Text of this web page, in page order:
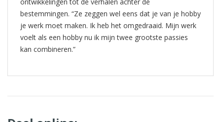
bestemmingen. “Ze zeggen wel eens dat je van je hobby
je werk moet maken. Ik heb het omgedraaid. Mijn werk
voelt als een hobby nu ik mijn twee grootste passies
kan combineren.”